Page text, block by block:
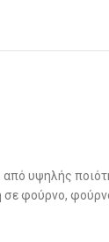
υψηλής
σε φούρνο,